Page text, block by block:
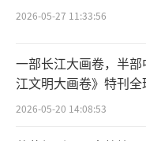
2015年元月
了“千顷霞光——
2019年11月
光——庄寿红中国
2026-05-27 11:33:56
一部长江大画卷，半
江文明大画卷》特刊全
2026-05-20 14:08:53